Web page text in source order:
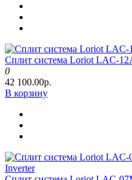
Сплит система Loriot LAC-
0
42 100.00р.
В корзину